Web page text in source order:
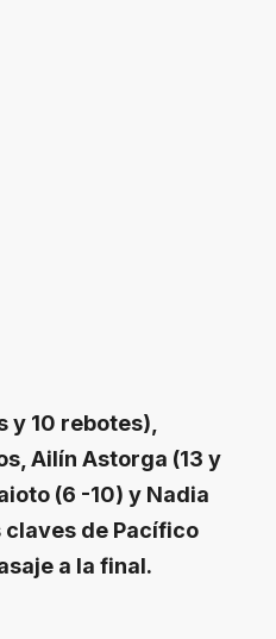
y 10 rebotes),
Ailín Astorga (13 y
(6 -10) y Nadia
claves de Pacífico
a la final.